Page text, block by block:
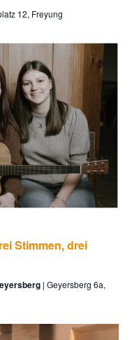
12, Freyung
Stimmen, drei
Geyersberg 6a,